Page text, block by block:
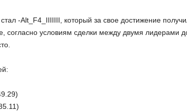
-Alt_F4_IIIIIII, который за свое достижение
согласно условиям сделки между двумя лидерами